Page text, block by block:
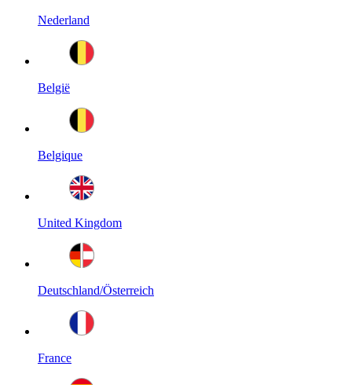
Nederland
België
Belgique
United Kingdom
Deutschland/Österreich
France